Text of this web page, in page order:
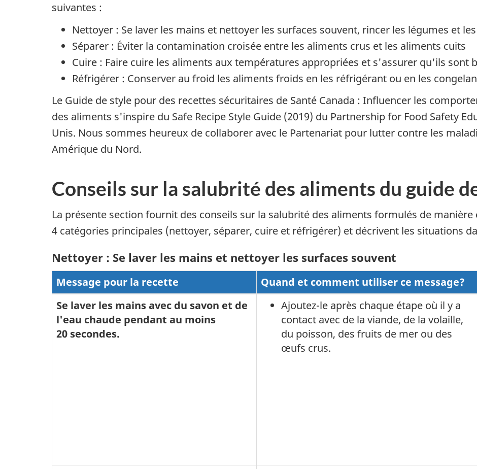
suivantes :
Nettoyer : Se laver les mains et nettoyer les surfaces souvent, rincer les légumes et
Séparer : Éviter la contamination croisée entre les aliments crus et les aliments cuits
Cuire : Faire cuire les aliments aux températures appropriées et s'assurer qu'ils sont
Réfrigérer : Conserver au froid les aliments froids en les réfrigérant ou en les
Le Guide de style pour des recettes sécuritaires de Santé Canada : Influencer les
des aliments s'inspire du Safe Recipe Style Guide (2019) du Partnership for Food Safety
Unis. Nous sommes heureux de collaborer avec le Partenariat pour lutter contre les
Amérique du Nord.
Conseils sur la salubrité des aliments du guide
La présente section fournit des conseils sur la salubrité des aliments formulés de manière
4 catégories principales (nettoyer, séparer, cuire et réfrigérer) et décrivent les situations
Nettoyer : Se laver les mains et nettoyer les surfaces souvent
Message pour la recette Quand et comment utiliser ce message?
Se laver les mains avec du savon et de
l'eau chaude pendant au moins
20 secondes.
Ajoutez-le après chaque étape où il y a
contact avec de la viande, de la volaille,
du poisson, des fruits de mer ou des
œufs crus.